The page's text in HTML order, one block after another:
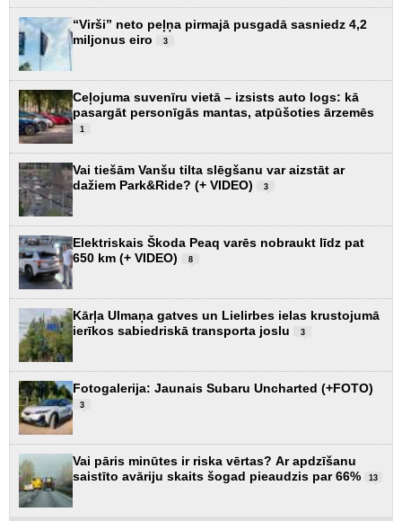
“Virši” neto peļņa pirmajā pusgadā sasniedz 4,2
miljonus eiro
3
Ceļojuma suvenīru vietā – izsists auto logs: kā
pasargāt personīgās mantas, atpūšoties ārzemēs
1
Vai tiešām Vanšu tilta slēgšanu var aizstāt ar
dažiem Park&Ride? (+ VIDEO)
3
Elektriskais Škoda Peaq varēs nobraukt līdz pat
650 km (+ VIDEO)
8
Kārļa Ulmaņa gatves un Lielirbes ielas krustojumā
ierīkos sabiedriskā transporta joslu
3
Fotogalerija: Jaunais Subaru Uncharted (+FOTO)
3
Vai pāris minūtes ir riska vērtas? Ar apdzīšanu
saistīto avāriju skaits šogad pieaudzis par 66%
13